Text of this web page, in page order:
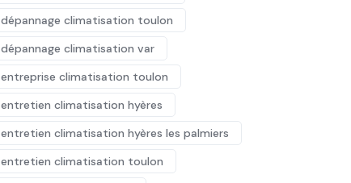
dépannage climatisation toulon
dépannage climatisation var
entreprise climatisation toulon
entretien climatisation hyères
entretien climatisation hyères les palmiers
entretien climatisation toulon